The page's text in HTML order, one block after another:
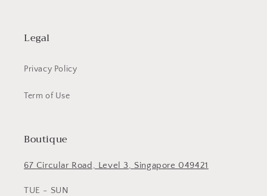
Legal
Privacy Policy
Term of Use
Boutique
67 Circular Road, Level 3, Singapore 049421
TUE - SUN